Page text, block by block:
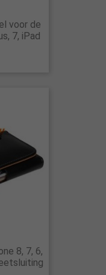
voor de
7, iPad
8, 7, 6,